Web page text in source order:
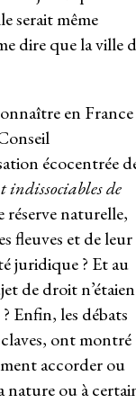
serait même
dire que la ville
en France
écocentrée
indissociables de
naturelle,
fleuves et de leur
juridique ? Et au
de droit
Enfin, les débats
ont montré
accorder ou
nature ou à